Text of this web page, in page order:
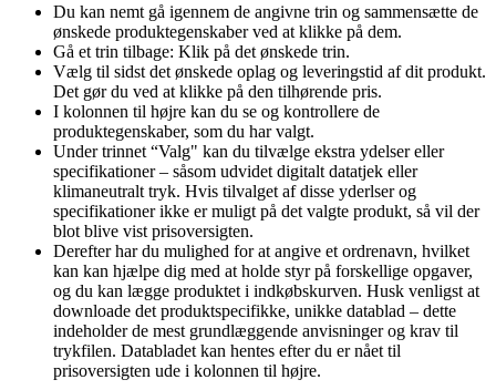
Du kan nemt gå igennem de angivne trin og sammensætte de
ønskede produktegenskaber ved at klikke på dem.
Gå et trin tilbage: Klik på det ønskede trin.
Vælg til sidst det ønskede oplag og leveringstid af dit produkt.
Det gør du ved at klikke på den tilhørende pris.
I kolonnen til højre kan du se og kontrollere de
produktegenskaber, som du har valgt.
Under trinnet “Valg" kan du tilvælge ekstra ydelser eller
specifikationer – såsom udvidet digitalt datatjek eller
klimaneutralt tryk. Hvis tilvalget af disse yderlser og
specifikationer ikke er muligt på det valgte produkt, så vil der
blot blive vist prisoversigten.
Derefter har du mulighed for at angive et ordrenavn, hvilket
kan kan hjælpe dig med at holde styr på forskellige opgaver,
og du kan lægge produktet i indkøbskurven. Husk venligst at
downloade det produktspecifikke, unikke datablad – dette
indeholder de mest grundlæggende anvisninger og krav til
trykfilen. Databladet kan hentes efter du er nået til
prisoversigten ude i kolonnen til højre.